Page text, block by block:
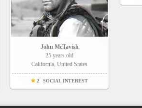
John McTavish
25 years old
California, United States
2 SOCIAL INTEREST